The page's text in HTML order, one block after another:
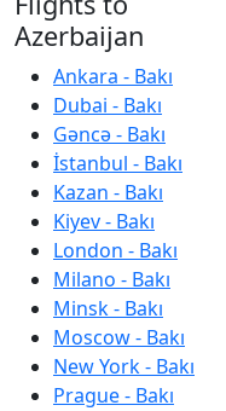
Azerbaijan
Ankara - Bakı
Dubai - Bakı
Gəncə - Bakı
İstanbul - Bakı
Kazan - Bakı
Kiyev - Bakı
London - Bakı
Milano - Bakı
Minsk - Bakı
Moscow - Bakı
New York - Bakı
Prague - Bakı